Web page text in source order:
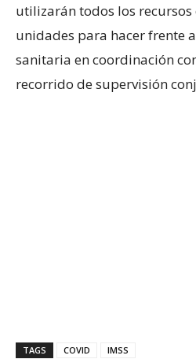
utilizarán todos los
unidades para hacer frente
sanitaria en coordinación
recorrido de supervisión
TAGS COVID IMSS